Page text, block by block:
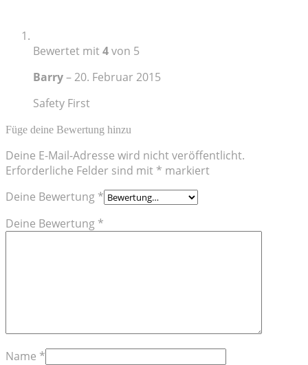
Bewertet mit4von 5
Barry– 20. Februar 2015
Safety First
Füge deine Bewertung hinzu
Deine E-Mail-Adresse wird nicht veröffentlicht.
Erforderliche Felder sind mit * markiert
Deine Bewertung *
Deine Bewertung *
Name *